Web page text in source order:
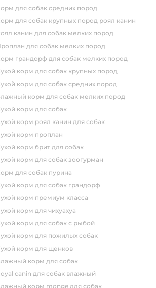
корм для собак средних пород
корм для собак крупных пород роял канин
роял канин для собак мелких пород
проплан для собак мелких пород
корм грандорф для собак мелких пород
сухой корм для собак крупных пород
сухой корм для собак средних пород
влажный корм для собак мелких пород
сухой корм для собак
сухой корм роял канин для собак
сухой корм проплан
сухой корм брит для собак
сухой корм для собак зоогурман
корм для собак пурина
сухой корм для собак грандорф
сухой корм премиум класса
сухой корм для чихуахуа
сухой корм для собак с рыбой
сухой корм для пожилых собак
сухой корм для щенков
влажный корм для собак
royal canin для собак влажный
влажный корм monge для собак